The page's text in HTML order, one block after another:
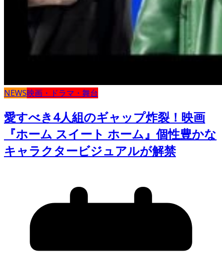
NEWS映画・ドラマ・舞台
愛すべき4人組のギャップ炸裂！映画
『ホーム スイート ホーム』個性豊かな
キャラクタービジュアルが解禁